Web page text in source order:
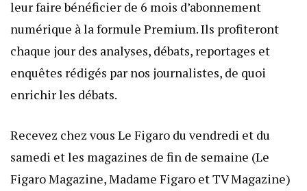
leur faire bénéficier de 6 mois d’abonnement
numérique à la formule Premium. Ils profiteront
chaque jour des analyses, débats, reportages et
enquêtes rédigés par nos journalistes, de quoi
enrichir les débats.
Recevez chez vous Le Figaro du vendredi et du
samedi et les magazines de fin de semaine (Le
Figaro Magazine, Madame Figaro et TV Magazine)